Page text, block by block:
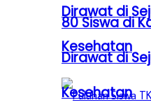
Dirawat di
Kesehatan
80 Siswa di
Dirawat di
Kesehatan